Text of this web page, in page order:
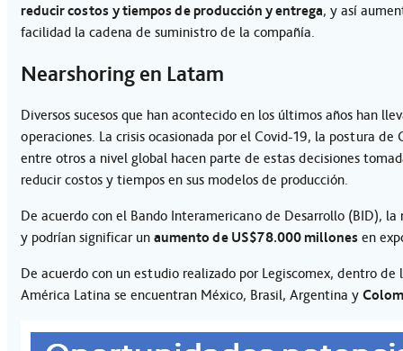
reducir costos y tiempos de producción y entrega, y así
facilidad la cadena de suministro de la compañía.
Nearshoring en Latam
Diversos sucesos que han acontecido en los últimos años han
operaciones. La crisis ocasionada por el Covid-19, la postura
entre otros a nivel global hacen parte de estas decisiones
reducir costos y tiempos en sus modelos de producción.
De acuerdo con el Bando Interamericano de Desarrollo (BID),
y podrían significar un aumento de US$78.000 millones en
De acuerdo con un estudio realizado por Legiscomex, dentro
América Latina se encuentran México, Brasil, Argentina y